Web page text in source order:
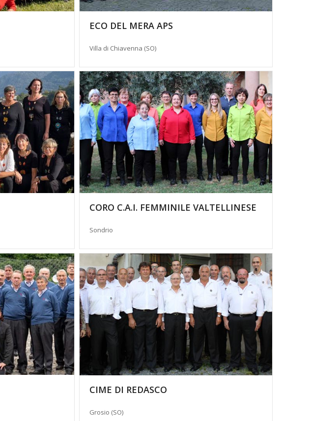
ECO DEL MERA APS
Villa di Chiavenna (SO)
CORO C.A.I. FEMMINILE VALTELLINESE
Sondrio
CIME DI REDASCO
Grosio (SO)